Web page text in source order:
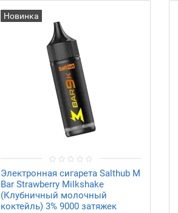
Новинка
Электронная сигарета Salthub M
Bar Strawberry Milkshake
(Клубничный молочный
коктейль) 3% 9000 затяжек